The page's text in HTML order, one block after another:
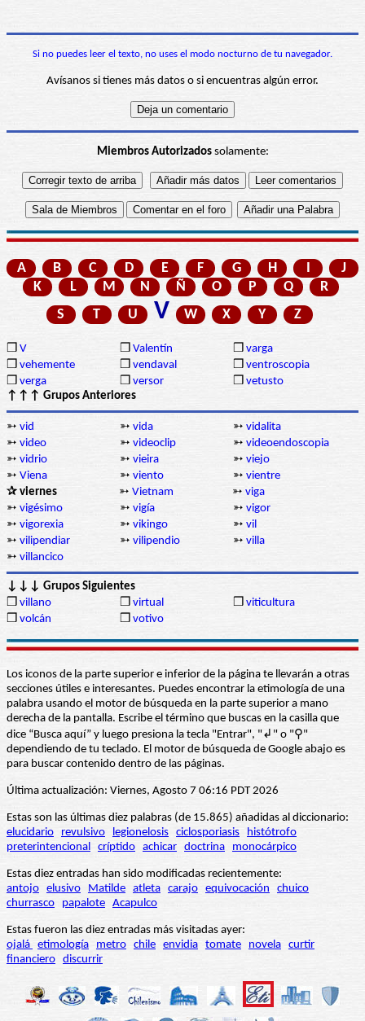
Si no puedes leer el texto, no uses el modo nocturno de tu navegador.
Avísanos si tienes más datos o si encuentras algún error.
Miembros Autorizadossolamente:
A B C D E F G H I
J
K
L M N Ñ O P Q
R
S
T U V W X Y Z
❒ V ❒ Valentín ❒ varga
❒ vehemente ❒ vendaval ❒ ventroscopia
❒ verga ❒ versor ❒ vetusto
↑↑↑ Grupos Anteriores
➳ vid ➳ vida ➳ vidalita
➳ video ➳ videoclip ➳ videoendoscopia
➳ vidrio ➳ vieira ➳ viejo
➳ Viena ➳ viento ➳ vientre
✰ viernes
➳ Vietnam ➳ viga
➳ vigésimo ➳ vigía ➳ vigor
➳ vigorexia ➳ vikingo ➳ vil
➳ vilipendiar ➳ vilipendio ➳ villa
➳ villancico
↓↓↓ Grupos Siguientes
❒ villano ❒ virtual ❒ viticultura
❒ volcán ❒ votivo
Los iconos de la parte superior e inferior de la página te llevarán a otras
secciones útiles e interesantes. Puedes encontrar la etimología de una
palabra usando el motor de búsqueda en la parte superior a mano
derecha de la pantalla. Escribe el término que buscas en la casilla que
dice “Busca aquí” y luego presiona la tecla "Entrar", "↲" o "⚲"
dependiendo de tu teclado. El motor de búsqueda de Google abajo es
para buscar contenido dentro de las páginas.
Última actualización: Viernes, Agosto 7 06:16 PDT 2026
Estas son las últimas diez palabras (de 15.865) añadidas al diccionario:
elucidario
revulsivo legionelosis ciclosporiasis
histótrofo
preterintencional críptido achicar doctrina monocárpico
Estas diez entradas han sido modificadas recientemente:
antojo elusivo Matilde atleta carajo equivocación
chuico
churrasco
papalote Acapulco
Estas fueron las diez entradas más visitadas ayer:
ojalá etimología metro chile envidia tomate novela curtir
financiero discurrir